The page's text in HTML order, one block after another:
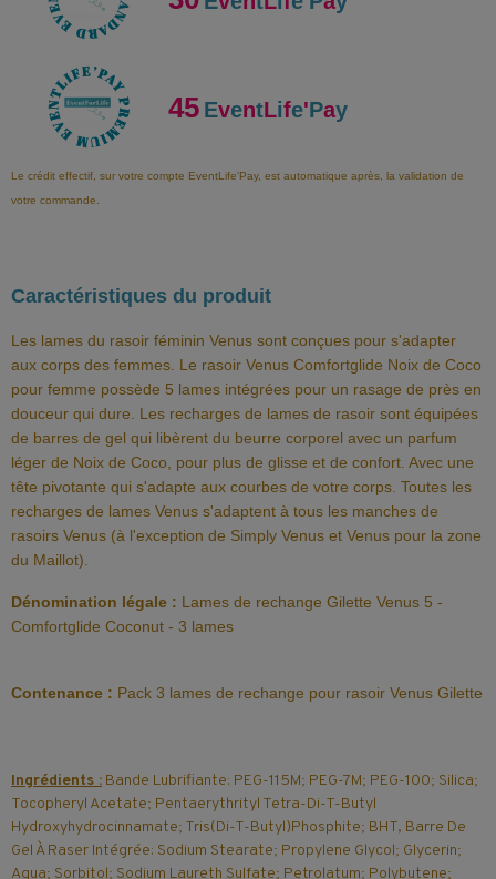
45 EventLife'Pay
Le crédit effectif, sur votre compte EventLife'Pay, est automatique après, la validation de
votre commande.
Caractéristiques du produit
Les lames du rasoir féminin Venus sont conçues pour s'adapter
aux corps des femmes. Le rasoir Venus Comfortglide Noix de Coco
pour femme possède 5 lames intégrées pour un rasage de près en
douceur qui dure. Les recharges de lames de rasoir sont équipées
de barres de gel qui libèrent du beurre corporel avec un parfum
léger de Noix de Coco, pour plus de glisse et de confort. Avec une
tête pivotante qui s'adapte aux courbes de votre corps. Toutes les
recharges de lames Venus s'adaptent à tous les manches de
rasoirs Venus (à l'exception de Simply Venus et Venus pour la zone
du Maillot).
Dénomination légale : Lames de rechange Gilette Venus 5 -
Comfortglide Coconut - 3 lames
Contenance : Pack 3 lames de rechange pour rasoir Venus Gilette
Ingrédients : Bande Lubrifiante: PEG-115M; PEG-7M; PEG-100; Silica;
Tocopheryl Acetate; Pentaerythrityl Tetra-Di-T-Butyl
Hydroxyhydrocinnamate; Tris(Di-T-Butyl)Phosphite; BHT, Barre De
Gel À Raser Intégrée: Sodium Stearate; Propylene Glycol; Glycerin;
Aqua; Sorbitol; Sodium Laureth Sulfate; Petrolatum; Polybutene;